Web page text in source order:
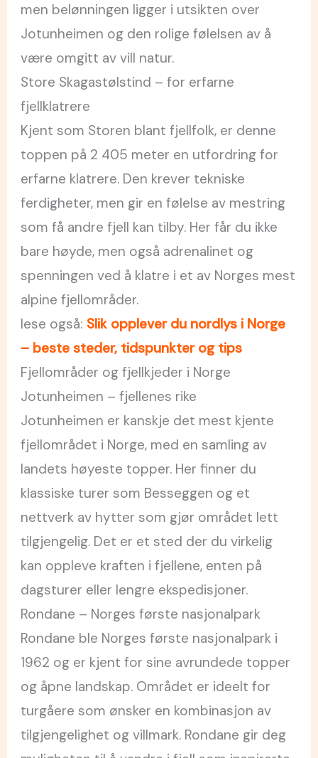
men belønningen ligger i utsikten over
Jotunheimen og den rolige følelsen av å
være omgitt av vill natur.
Store Skagastølstind – for erfarne
fjellklatrere
Kjent som Storen blant fjellfolk, er denne
toppen på 2 405 meter en utfordring for
erfarne klatrere. Den krever tekniske
ferdigheter, men gir en følelse av mestring
som få andre fjell kan tilby. Her får du ikke
bare høyde, men også adrenalinet og
spenningen ved å klatre i et av Norges mest
alpine fjellområder.
lese også: Slik opplever du nordlys i Norge
– beste steder, tidspunkter og tips
Fjellområder og fjellkjeder i Norge
Jotunheimen – fjellenes rike
Jotunheimen er kanskje det mest kjente
fjellområdet i Norge, med en samling av
landets høyeste topper. Her finner du
klassiske turer som Besseggen og et
nettverk av hytter som gjør området lett
tilgjengelig. Det er et sted der du virkelig
kan oppleve kraften i fjellene, enten på
dagsturer eller lengre ekspedisjoner.
Rondane – Norges første nasjonalpark
Rondane ble Norges første nasjonalpark i
1962 og er kjent for sine avrundede topper
og åpne landskap. Området er ideelt for
turgåere som ønsker en kombinasjon av
tilgjengelighet og villmark. Rondane gir deg